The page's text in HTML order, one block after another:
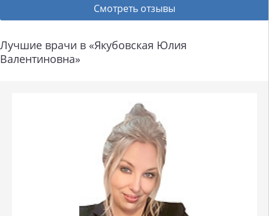
Смотреть отзывы
Лучшие врачи в «Якубовская Юлия
Валентиновна»